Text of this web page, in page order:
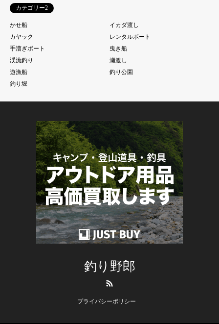
カテゴリー2
かせ船
イカダ渡し
カヤック
レンタルボート
手漕ぎボート
曳き船
渓流釣り
瀬渡し
遊漁船
釣り公園
釣り堀
釣り野郎
プライバシーポリシー